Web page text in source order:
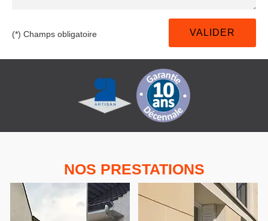
(*) Champs obligatoire
NOS PRESTATIONS